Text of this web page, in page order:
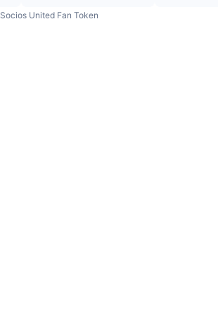
Socios United Fan Token